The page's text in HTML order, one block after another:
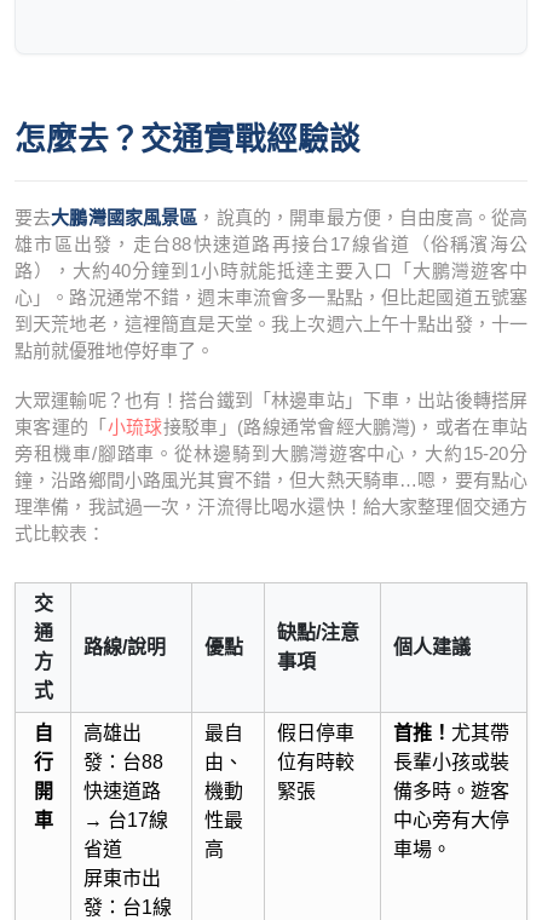
怎麼去？交通實戰經驗談
要去大鵬灣國家風景區 ，說真的，開車最方便，自由度高。從高
雄市區出發，走台88快速道路再接台17線省道（俗稱濱海公
路），大約40分鐘到1小時就能抵達主要入口「大鵬灣遊客中
心」。路況通常不錯，週末車流會多一點點，但比起國道五號塞
到天荒地老，這裡簡直是天堂。我上次週六上午十點出發，十一
點前就優雅地停好車了。
大眾運輸呢？也有！搭台鐵到「林邊車站」下車，出站後轉搭屏
東客運的「 小琉球接駁車」(路線通常會經大鵬灣)，或者在車站
旁租機車/腳踏車。從林邊騎到大鵬灣遊客中心，大約15-20分
鐘，沿路鄉間小路風光其實不錯，但大熱天騎車…嗯，要有點心
理準備，我試過一次，汗流得比喝水還快！給大家整理個交通方
式比較表：
交
通
方
式
路線/說明 優點
缺點/注意
事項
個人建議
自
行
開
車
高雄出
發：台88
快速道路
→ 台17線
省道
屏東市出
發：台1線
最自
由、
機動
性最
高
假日停車
位有時較
緊張
首推！ 尤其帶
長輩小孩或裝
備多時。遊客
中心旁有大停
車場。